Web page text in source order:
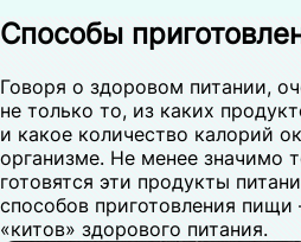
Способы
Говоря о здоровом питании,
не только то, из каких
и какое количество калорий
организме. Не менее значимо
готовятся эти продукты
способов приготовления
«китов» здорового питания.